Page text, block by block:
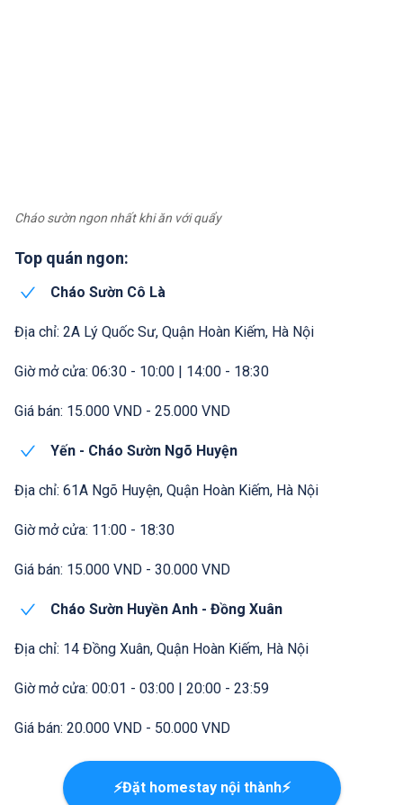
Cháo sườn ngon nhất khi ăn với quẩy
Top quán ngon:
Cháo Sườn Cô Là
Địa chỉ: 2A Lý Quốc Sư, Quận Hoàn Kiếm, Hà Nội
Giờ mở cửa: 06:30 - 10:00 | 14:00 - 18:30
Giá bán: 15.000 VND - 25.000 VND
Yến - Cháo Sườn Ngõ Huyện
Địa chỉ: 61A Ngõ Huyện, Quận Hoàn Kiếm, Hà Nội
Giờ mở cửa: 11:00 - 18:30
Giá bán: 15.000 VND - 30.000 VND
Cháo Sườn Huyền Anh - Đồng Xuân
Địa chỉ: 14 Đồng Xuân, Quận Hoàn Kiếm, Hà Nội
Giờ mở cửa: 00:01 - 03:00 | 20:00 - 23:59
Giá bán: 20.000 VND - 50.000 VND
⚡Đặt homestay nội thành⚡